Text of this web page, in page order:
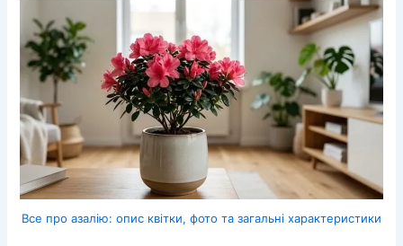
Все про азалію: опис квітки, фото та загальні характеристики